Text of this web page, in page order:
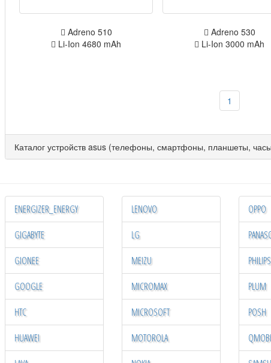
Adreno 510
Li-Ion 4680 mAh
Adreno 530
Li-Ion 3000 mAh
1
Каталог устройств asus (телефоны, смартфоны, планшеты,
ENERGIZER_ENERGY
GIGABYTE
GIONEE
GOOGLE
HTC
HUAWEI
LENOVO
LG
MEIZU
MICROMAX
MICROSOFT
MOTOROLA
OPPO
PHILIPS
PLUM
POSH